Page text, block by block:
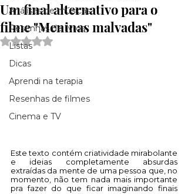
Análises de músicas
Resenhas de livros
Listas
Dicas
Aprendi na terapia
Resenhas de filmes
Cinema e TV
Um final alternativo para o
filme "Meninas malvadas"
Avaliado com NaN de 5 estrelas.
Este texto contém criatividade mirabolante
e ideias completamente absurdas
extraídas da mente de uma pessoa que, no
momento, não tem nada mais importante
pra fazer do que ficar imaginando finais